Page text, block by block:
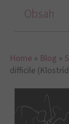
Home » Blog »
difficile
Obsah